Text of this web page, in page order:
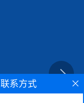
联系方式